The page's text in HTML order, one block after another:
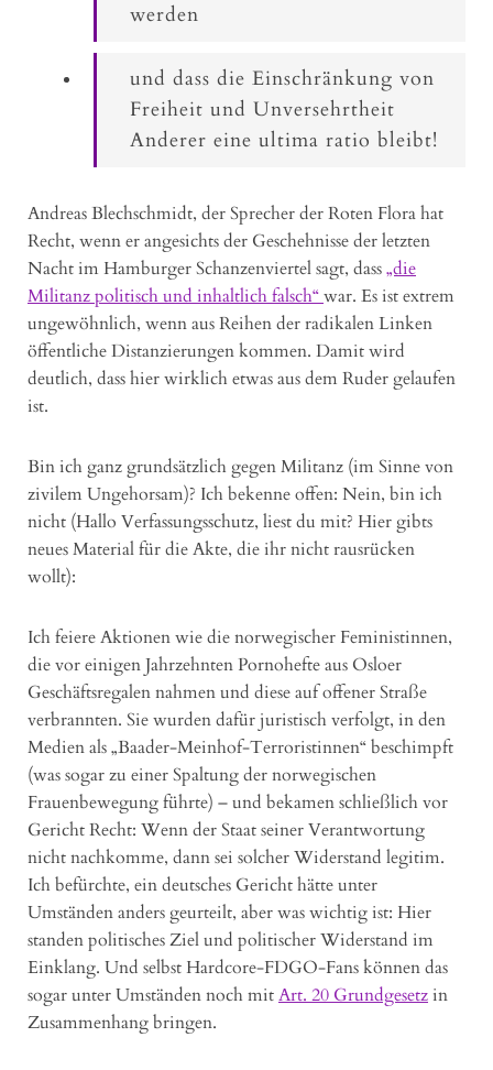
werden
und dass die Einschränkung von
Freiheit und Unversehrtheit
Anderer eine ultima ratio bleibt!
Andreas Blechschmidt, der Sprecher der Roten Flora hat
Recht, wenn er angesichts der Geschehnisse der letzten
Nacht im Hamburger Schanzenviertel sagt, dass„die
Militanz politisch und inhaltlich falsch“war. Es ist extrem
ungewöhnlich, wenn aus Reihen der radikalen Linken
öffentliche Distanzierungen kommen. Damit wird
deutlich, dass hier wirklich etwas aus dem Ruder gelaufen
ist.
Bin ich ganz grundsätzlich gegen Militanz (im Sinne von
zivilem Ungehorsam)? Ich bekenne offen: Nein, bin ich
nicht (Hallo Verfassungsschutz, liest du mit? Hier gibts
neues Material für die Akte, die ihr nicht rausrücken
wollt):
Ich feiere Aktionen wie die norwegischer Feministinnen,
die vor einigen Jahrzehnten Pornohefte aus Osloer
Geschäftsregalen nahmen und diese auf offener Straße
verbrannten. Sie wurden dafür juristisch verfolgt, in den
Medien als „Baader-Meinhof-Terroristinnen“ beschimpft
(was sogar zu einer Spaltung der norwegischen
Frauenbewegung führte) – und bekamen schließlich vor
Gericht Recht: Wenn der Staat seiner Verantwortung
nicht nachkomme, dann sei solcher Widerstand legitim.
Ich befürchte, ein deutsches Gericht hätte unter
Umständen anders geurteilt, aber was wichtig ist: Hier
standen politisches Ziel und politischer Widerstand im
Einklang. Und selbst Hardcore-FDGO-Fans können das
sogar unter Umständen noch mitArt. 20 Grundgesetzin
Zusammenhang bringen.